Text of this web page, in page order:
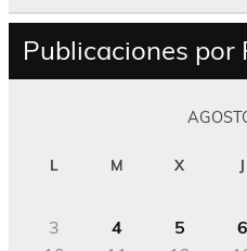
Publicaciones por
L M X J
3
4 5 6